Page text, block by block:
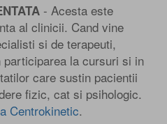
- Acesta este
al clinicii. Cand vine
si de terapeuti,
la cursuri si in
care sustin pacientii
fizic, cat si psihologic.
Centrokinetic.